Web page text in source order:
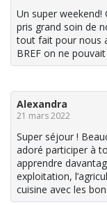
Un super
pris grand soin de
tout fait pour nous
BREF on ne
Alexandra
21 mars 2022
Super séjour !
adoré participer à
apprendre
exploitation,
cuisine avec les